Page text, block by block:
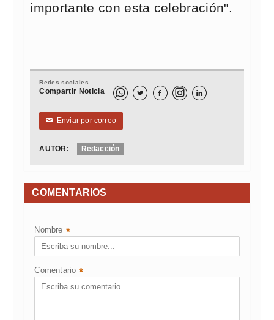
importante con esta celebración".
Redes sociales
Compartir Noticia   
✉ Enviar por correo
AUTOR: Redacción
COMENTARIOS
Nombre *
Comentario *